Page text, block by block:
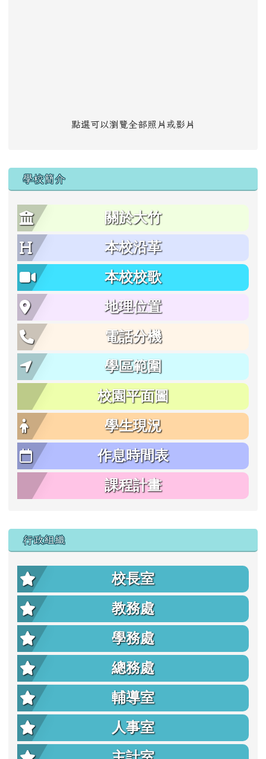
點選可以瀏覽全部照片或影片
學校簡介
關於大竹
本校沿革
本校校歌
地理位置
電話分機
學區範圍
校園平面圖
學生現況
作息時間表
課程計畫
行政組織
校長室
教務處
學務處
總務處
輔導室
人事室